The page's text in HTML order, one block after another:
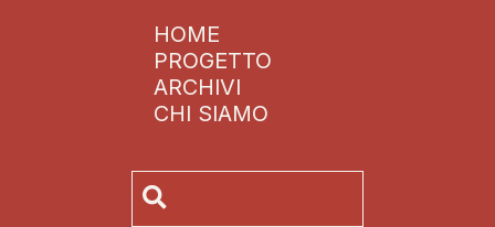
HOME
PROGETTO
ARCHIVI
CHI SIAMO